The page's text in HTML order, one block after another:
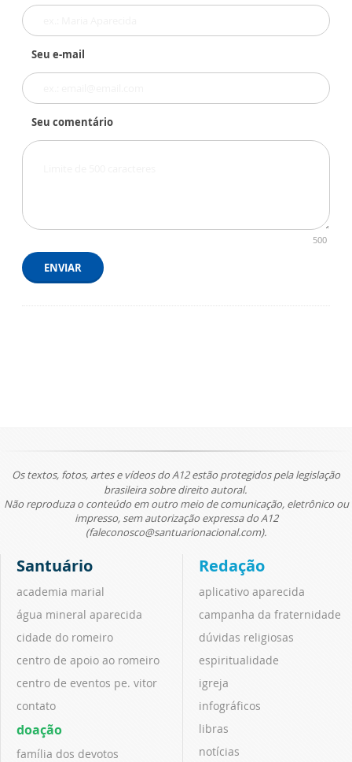
Seu e-mail
Seu comentário
500
ENVIAR
Os textos, fotos, artes e vídeos do A12 estão protegidos pela legislação
brasileira sobre direito autoral.
Não reproduza o conteúdo em outro meio de comunicação, eletrônico ou
impresso, sem autorização expressa do A12
(faleconosco@santuarionacional.com).
Santuário
academia marial
água mineral aparecida
cidade do romeiro
centro de apoio ao romeiro
centro de eventos pe. vitor
contato
doação
família dos devotos
Redação
aplicativo aparecida
campanha da fraternidade
dúvidas religiosas
espiritualidade
igreja
infográficos
libras
notícias